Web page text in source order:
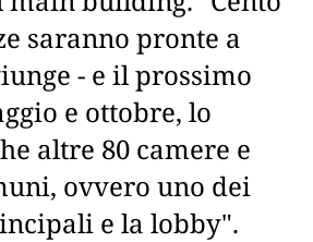
saranno pronte a
- e il prossimo
e ottobre, lo
altre 80 camere e
ovvero uno dei
e la lobby".